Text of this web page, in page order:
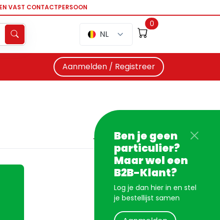
VAST CONTACTPERSOON
NL
0
Aanmelden / Registreer
Ben je geen
particulier?
Maar wel een
B2B-Klant?
Log je dan hier in en stel
je bestellijst samen